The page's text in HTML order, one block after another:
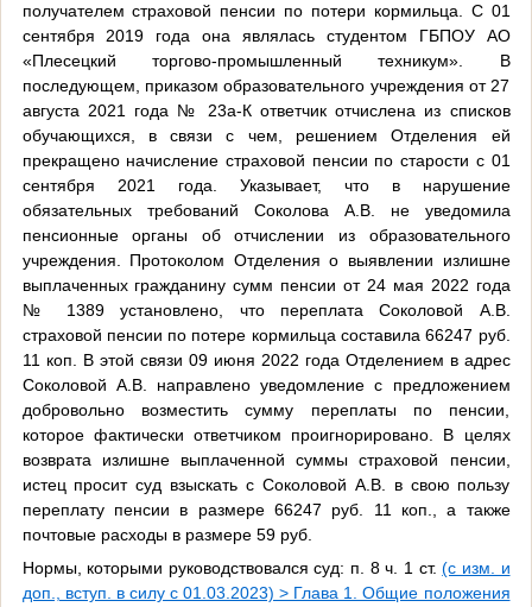
получателем страховой пенсии по потери кормильца. С 01
сентября 2019 года она являлась студентом ГБПОУ АО
«Плесецкий торгово-промышленный техникум». В
последующем, приказом образовательного учреждения от 27
августа 2021 года № 23а-К ответчик отчислена из списков
обучающихся, в связи с чем, решением Отделения ей
прекращено начисление страховой пенсии по старости с 01
сентября 2021 года. Указывает, что в нарушение
обязательных требований Соколова А.В. не уведомила
пенсионные органы об отчислении из образовательного
учреждения. Протоколом Отделения о выявлении излишне
выплаченных гражданину сумм пенсии от 24 мая 2022 года
№ 1389 установлено, что переплата Соколовой А.В.
страховой пенсии по потере кормильца составила 66247 руб.
11 коп. В этой связи 09 июня 2022 года Отделением в адрес
Соколовой А.В. направлено уведомление с предложением
добровольно возместить сумму переплаты по пенсии,
которое фактически ответчиком проигнорировано. В целях
возврата излишне выплаченной суммы страховой пенсии,
истец просит суд взыскать с Соколовой А.В. в свою пользу
переплату пенсии в размере 66247 руб. 11 коп., а также
почтовые расходы в размере 59 руб.
Нормы, которыми руководствовался суд: п. 8 ч. 1 ст.(с изм. и
доп., вступ. в силу с 01.03.2023) > Глава 1. Общие положения